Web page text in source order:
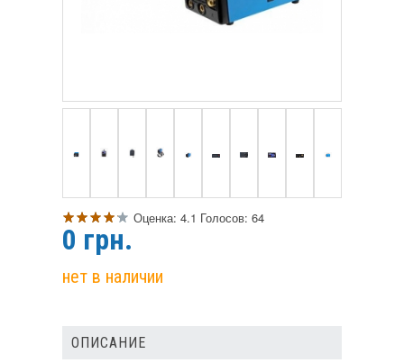
Оценка: 4.1 Голосов: 64
0 грн.
нет в наличии
ОПИСАНИЕ